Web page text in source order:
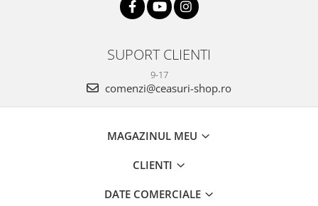
SUPORT CLIENTI
9-17
comenzi@ceasuri-shop.ro
MAGAZINUL MEU
CLIENTI
DATE COMERCIALE